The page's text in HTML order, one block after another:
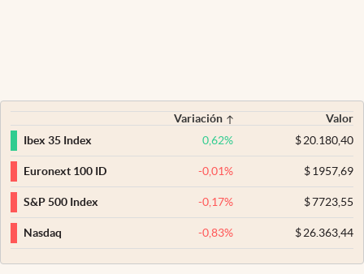
Variación
Valor
Ibex 35 Index
0,62% $20.180,40
Euronext 100 ID -0,01% $1957,69
S&P 500 Index -0,17% $7723,55
Nasdaq -0,83% $26.363,44